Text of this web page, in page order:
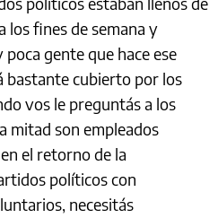
los fines de semana y
gente que hace ese
bastante cubierto por los
vos le preguntás a los
mitad son empleados
el retorno de la
políticos con
necesitás